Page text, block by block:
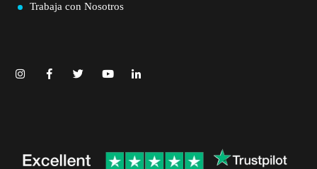
Trabaja con Nosotros